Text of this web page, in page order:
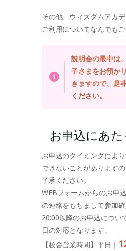
その他、ウィズダムアカ
ご利用についてなんでもご
説明会の最中は
子さまをお預か
きますので、是
ください。
お申込にあた
お申込のタイミングによ
できないことがあります
了承ください。
WEBフォームからのお申
の連絡をもちまして参加確
20:00以降のお申込につい
日の対応となります。
【校舎営業時間】平日｜